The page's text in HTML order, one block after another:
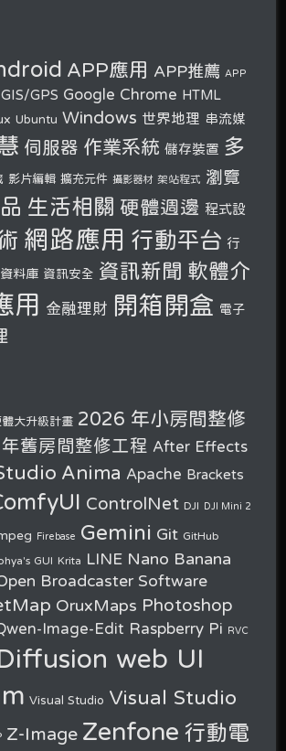
APP應用 APP推薦 APP
GIS/GPS Google Chrome HTML
Ubuntu Windows 世界地理 串流媒
伺服器 作業系統 儲存裝置 多
影片編輯 擴充元件 攝影器材 架站程式
瀏覽
生活相關 硬體週邊 程式設
網路應用 行動平台 行
資料庫 資訊安全 資訊新聞 軟體介
用 金融理財 開箱開盒 電子
大升級計畫 2026 年小房間整修
舊房間整修工程 After Effects
Anima Apache Brackets
ControlNet DJI DJI Mini 2
Firebase Gemini Git GitHub
GUI Krita LINE Nano Banana
Broadcaster Software
OruxMaps Photoshop
Image-Edit Raspberry Pi RVC
web UI
Visual Studio Visual Studio
Z-Image Zenfone 行動電